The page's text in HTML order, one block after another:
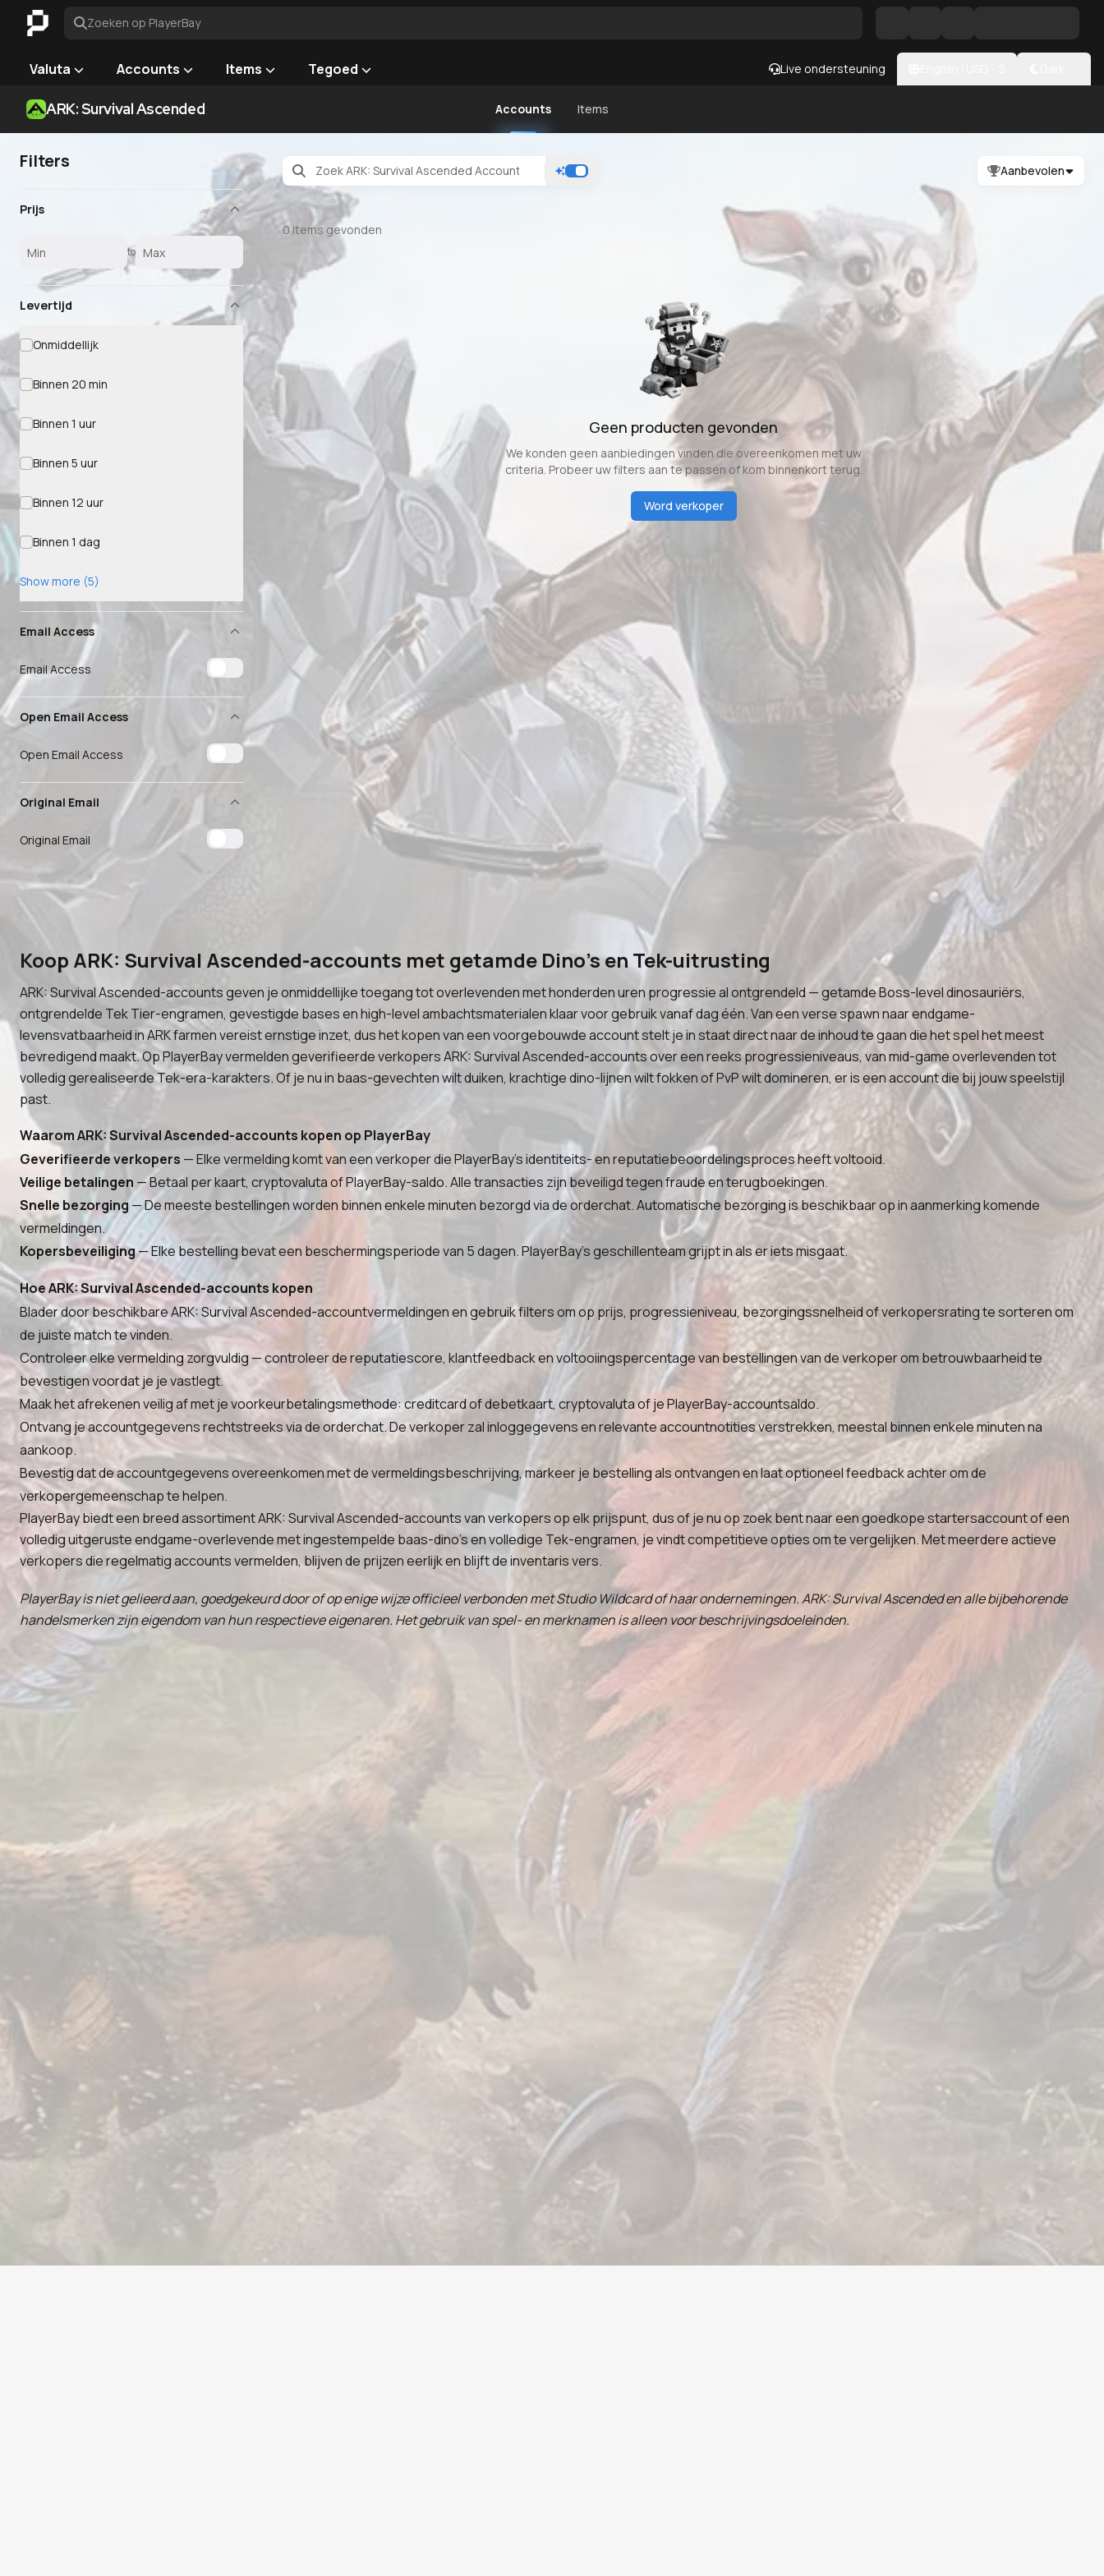
Zoeken op PlayerBay
Valuta Accounts Items Tegoed Live ondersteuning
ARK: Survival Ascended Accounts Items
Filters
Prijs
to
Levertijd
Onmiddellijk
Binnen 20 min
Binnen 1 uur
Binnen 5 uur
Binnen 12 uur
Binnen 1 dag
Show more (5)
Email Access
Email Access
Open Email Access
Open Email Access
Original Email
Original Email
Aanbevolen
0 items gevonden
Geen producten gevonden
We konden geen aanbiedingen vinden die overeenkomen met uw
criteria. Probeer uw filters aan te passen of kom binnenkort terug.
Word verkoper
Koop ARK: Survival Ascended-accounts met getamde Dino's en Tek-uitrusting
ARK: Survival Ascended-accounts geven je onmiddellijke toegang tot overlevenden met honderden uren progressie al ontgrendeld — getamde Boss-level dinosauriërs,
ontgrendelde Tek Tier-engramen, gevestigde bases en high-level ambachtsmaterialen klaar voor gebruik vanaf dag één. Van een verse spawn naar endgame-
levensvatbaarheid in ARK farmen vereist ernstige inzet, dus het kopen van een voorgebouwde account stelt je in staat direct naar de inhoud te gaan die het spel het meest
bevredigend maakt. Op PlayerBay vermelden geverifieerde verkopers ARK: Survival Ascended-accounts over een reeks progressieniveaus, van mid-game overlevenden tot
volledig gerealiseerde Tek-era-karakters. Of je nu in baas-gevechten wilt duiken, krachtige dino-lijnen wilt fokken of PvP wilt domineren, er is een account die bij jouw speelstijl
past.
Waarom ARK: Survival Ascended-accounts kopen op PlayerBay
Geverifieerde verkopers — Elke vermelding komt van een verkoper die PlayerBay's identiteits- en reputatiebeoordelingsproces heeft voltooid.
Veilige betalingen — Betaal per kaart, cryptovaluta of PlayerBay-saldo. Alle transacties zijn beveiligd tegen fraude en terugboekingen.
Snelle bezorging — De meeste bestellingen worden binnen enkele minuten bezorgd via de orderchat. Automatische bezorging is beschikbaar op in aanmerking komende
vermeldingen.
Kopersbeveiliging— Elke bestelling bevat een beschermingsperiode van 5 dagen. PlayerBay's geschillenteam grijpt in als er iets misgaat.
Hoe ARK: Survival Ascended-accounts kopen
Blader door beschikbare ARK: Survival Ascended-accountvermeldingen en gebruik filters om op prijs, progressieniveau, bezorgingssnelheid of verkopersrating te sorteren om
de juiste match te vinden.
Controleer elke vermelding zorgvuldig — controleer de reputatiescore, klantfeedback en voltooiingspercentage van bestellingen van de verkoper om betrouwbaarheid te
bevestigen voordat je je vastlegt.
Maak het afrekenen veilig af met je voorkeurbetalingsmethode: creditcard of debetkaart, cryptovaluta of je PlayerBay-accountsaldo.
Ontvang je accountgegevens rechtstreeks via de orderchat. De verkoper zal inloggegevens en relevante accountnotities verstrekken, meestal binnen enkele minuten na
aankoop.
Bevestig dat de accountgegevens overeenkomen met de vermeldingsbeschrijving, markeer je bestelling als ontvangen en laat optioneel feedback achter om de
verkopergemeenschap te helpen.
PlayerBay biedt een breed assortiment ARK: Survival Ascended-accounts van verkopers op elk prijspunt, dus of je nu op zoek bent naar een goedkope startersaccount of een
volledig uitgeruste endgame-overlevende met ingestempelde baas-dino's en volledige Tek-engramen, je vindt competitieve opties om te vergelijken. Met meerdere actieve
verkopers die regelmatig accounts vermelden, blijven de prijzen eerlijk en blijft de inventaris vers.
PlayerBay is niet gelieerd aan, goedgekeurd door of op enige wijze officieel verbonden met Studio Wildcard of haar ondernemingen. ARK: Survival Ascended en alle bijbehorende
handelsmerken zijn eigendom van hun respectieve eigenaren. Het gebruik van spel- en merknamen is alleen voor beschrijvingsdoeleinden.